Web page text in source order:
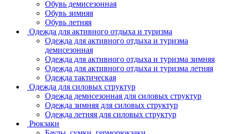
Обувь демисезонная
Обувь зимняя
Обувь летняя
Одежда для активного отдыха и туризма
Одежда для активного отдыха и туризма
демисезонная
Одежда для активного отдыха и туризма зимняя
Одежда для активного отдыха и туризма летняя
Одежда тактическая
Одежда для силовых структур
Одежда демисезонная для силовых структур
Одежда зимняя для силовых структур
Одежда летняя для силовых структур
Рюкзаки